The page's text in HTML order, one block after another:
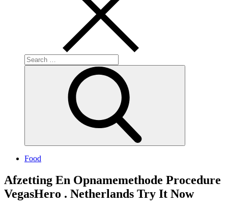
Search
for:
Food
Afzetting En Opnamemethode Procedure
VegasHero . Netherlands Try It Now